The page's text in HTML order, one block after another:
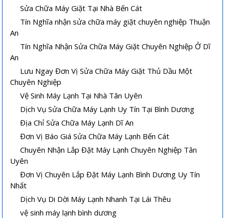
Sửa Chữa Máy Giặt Tại Nhà Bến Cát
Tín Nghĩa nhận sửa chữa máy giặt chuyên nghiệp Thuận
An
Tín Nghĩa Nhận Sửa Chữa Máy Giặt Chuyên Nghiệp Ở Dĩ
An
Lưu Ngay Đơn Vị Sửa Chữa Máy Giặt Thủ Dầu Một
Chuyên Nghiệp
Vệ Sinh Máy Lạnh Tại Nhà Tân Uyên
Dịch Vụ Sửa Chữa Máy Lạnh Uy Tín Tại Bình Dương
Địa Chỉ Sửa Chữa Máy Lạnh Dĩ An
Đơn Vị Báo Giá Sửa Chữa Máy Lạnh Bến Cát
Chuyên Nhận Lắp Đặt Máy Lạnh Chuyên Nghiệp Tân
Uyên
Đơn Vị Chuyên Lắp Đặt Máy Lạnh Bình Dương Uy Tín
Nhất
Dịch Vụ Di Dời Máy Lạnh Nhanh Tại Lái Thêu
vệ sinh máy lạnh bình dương
Cách sửa máy lạnh âm trần không
lạnh hoặc lạnh yếu